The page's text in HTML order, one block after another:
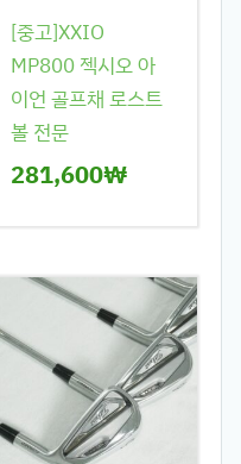
[중고]XXIO
MP800 젝시오 아
이언 골프채 로스트
볼 전문
281,600₩